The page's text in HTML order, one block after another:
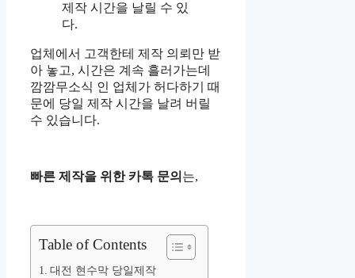
제작 시간을 날릴 수 있
다.
업체에서 고객한테 제작 의뢰만 받
아 놓고, 시간은 계속 흘러가는데
깜깜무소식 인 업체가 허다하기 때
문에 당일 제작 시간을 날려 버릴
수 있습니다.
빠른 제작을 위한 카톡 문의 는,
Table of Contents
대전 현수막 당일제작